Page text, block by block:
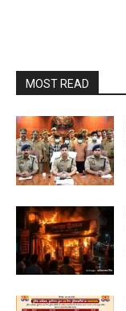
MOST READ